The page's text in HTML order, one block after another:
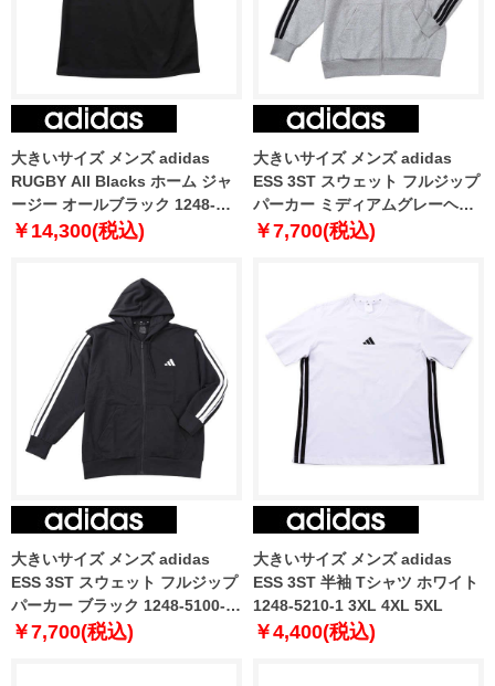
大きいサイズ メンズ adidas
RUGBY All Blacks ホーム ジャ
ージー オールブラック 1248-
4301-1 4XL 6XL
￥14,300(税込)
大きいサイズ メンズ adidas
ESS 3ST スウェット フルジップ
パーカー ミディアムグレーヘザ
ー 1248-5100-1 3XL 4XL 5XL
￥7,700(税込)
大きいサイズ メンズ adidas
ESS 3ST スウェット フルジップ
パーカー ブラック 1248-5100-2
3XL 4XL 5XL
￥7,700(税込)
大きいサイズ メンズ adidas
ESS 3ST 半袖 Tシャツ ホワイト
1248-5210-1 3XL 4XL 5XL
￥4,400(税込)